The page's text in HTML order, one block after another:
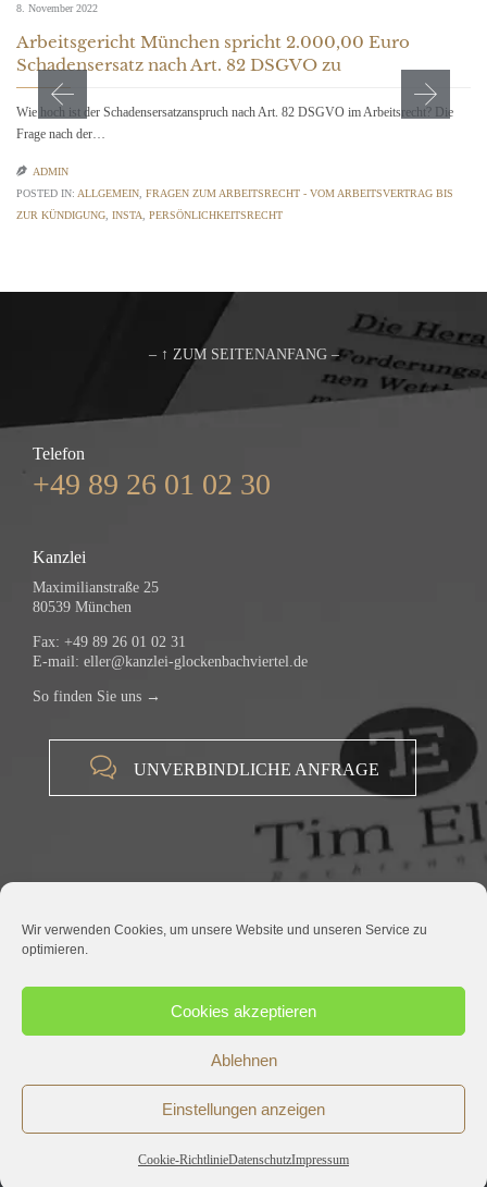
Wir verwenden Cookies, um unsere Website und unseren Service zu
optimieren.
Cookies akzeptieren
Ablehnen
Einstellungen anzeigen
Cookie-RichtlinieDatenschutzImpressum
8. November 2022
Arbeitsgericht München spricht 2.000,00 Euro
Schadensersatz nach Art. 82 DSGVO zu
Wie hoch ist der Schadensersatzanspruch nach Art. 82 DSGVO im Arbeitsrecht? Die
Frage nach der…
 ADMIN
POSTED IN: ALLGEMEIN FRAGEN ZUM ARBEITSRECHT - VOM ARBEITSVERTRAG BIS
ZUR KÜNDIGUNG INSTA PERSÖNLICHKEITSRECHT
– ↑ ZUM SEITENANFANG –
Telefon
+49 89 26 01 02 30
Kanzlei
Maximilianstraße 25
80539 München
Fax: +49 89 26 01 02 31
E-mail: eller@kanzlei-glockenbachviertel.de
So finden Sie uns →
 UNVERBINDLICHE ANFRAGE
© 2015 RECHTSANWALT TIM ELLER |IMPRESSUM
FOLGEN SIE UNS AUF:   